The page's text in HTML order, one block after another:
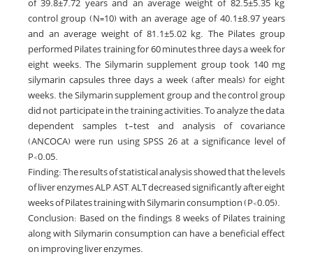
control group (N=10) with an average age of 40.1±8.97 years
and an average weight of 81.1±5.02 kg. The Pilates group
performed Pilates training for 60 minutes three days a week for
eight weeks. The Silymarin supplement group took 140 mg
silymarin capsules three days a week (after meals) for eight
weeks. the Silymarin supplement group and the control group
did not participate in the training activities. To analyze the data,
dependent samples t-test and analysis of covariance
(ANCOCA) were run using SPSS 26 at a significance level of
P<0.05.
Finding: The results of statistical analysis showed that the levels
of liver enzymes ALP, AST, ALT decreased significantly after eight
weeks of Pilates training with Silymarin consumption (P<0.05).
Conclusion: Based on the findings, 8 weeks of Pilates training
along with Silymarin consumption can have a beneficial effect
on improving liver enzymes.